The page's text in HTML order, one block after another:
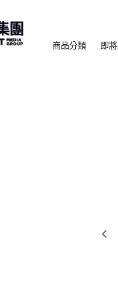
商品分類 即